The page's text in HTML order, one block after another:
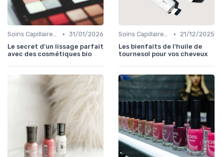
Soins Capillaires Bio • 31/01/2026
Le secret d'un lissage parfait
avec des cosmétiques bio
Soins Capillaires Bio •
21/12/2025
Les bienfaits de l'huile de
tournesol pour vos cheveux